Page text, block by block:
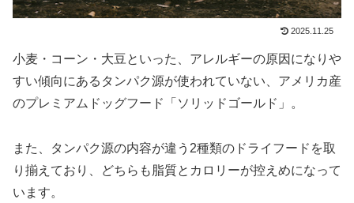
2025.11.25
小麦・コーン・大豆といった、アレルギーの原因になりや
すい傾向にあるタンパク源が使われていない、アメリカ産
のプレミアムドッグフード「ソリッドゴールド」。
また、タンパク源の内容が違う2種類のドライフードを取
り揃えており、どちらも脂質とカロリーが控えめになって
います。